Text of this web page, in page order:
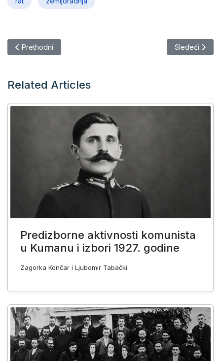
Prethodni članak: Vranjevačka buna 1777: Seljački otpor
Prethodni Sledeći
Sledeći
Related Articles
Predizborne aktivnosti komunista
u Kumanu i izbori 1927. godine
Zagorka Končar i Ljubomir Tabački